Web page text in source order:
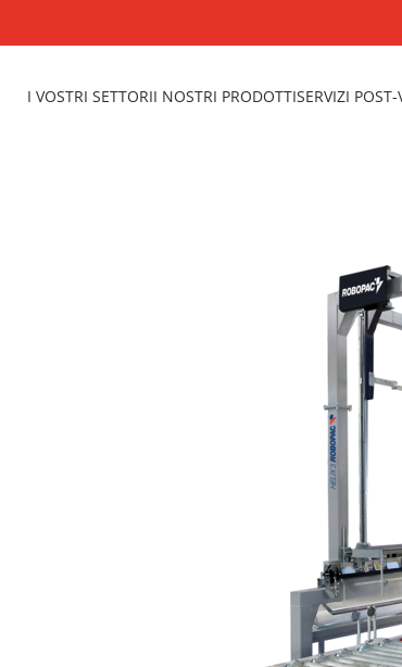
I VOSTRI SETTORII NOSTRI PRODOTTISERVIZI